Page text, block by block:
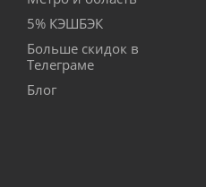
5% КЭШБЭК
Больше скидок в
Телеграме
Блог